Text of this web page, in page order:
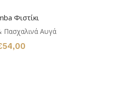
Φιστίκι
Πασχαλινά Αυγά
54,00